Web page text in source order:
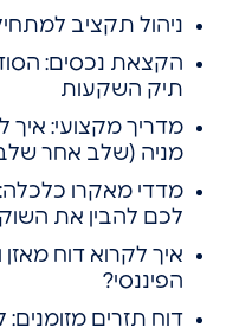
ניהול תקציב
הקצאת נכסים:
תיק השקעות
מדריך מקצועי: איך
מניה (שלב אחר
מדדי מאקרו
לכם להבין את
איך לקרוא דוח
הפיננסי?
דוח תזרים מזומנים: